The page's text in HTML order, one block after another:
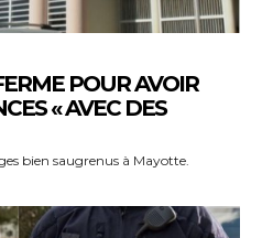
POUR AVOIR
« AVEC DES
bien saugrenus à Mayotte.